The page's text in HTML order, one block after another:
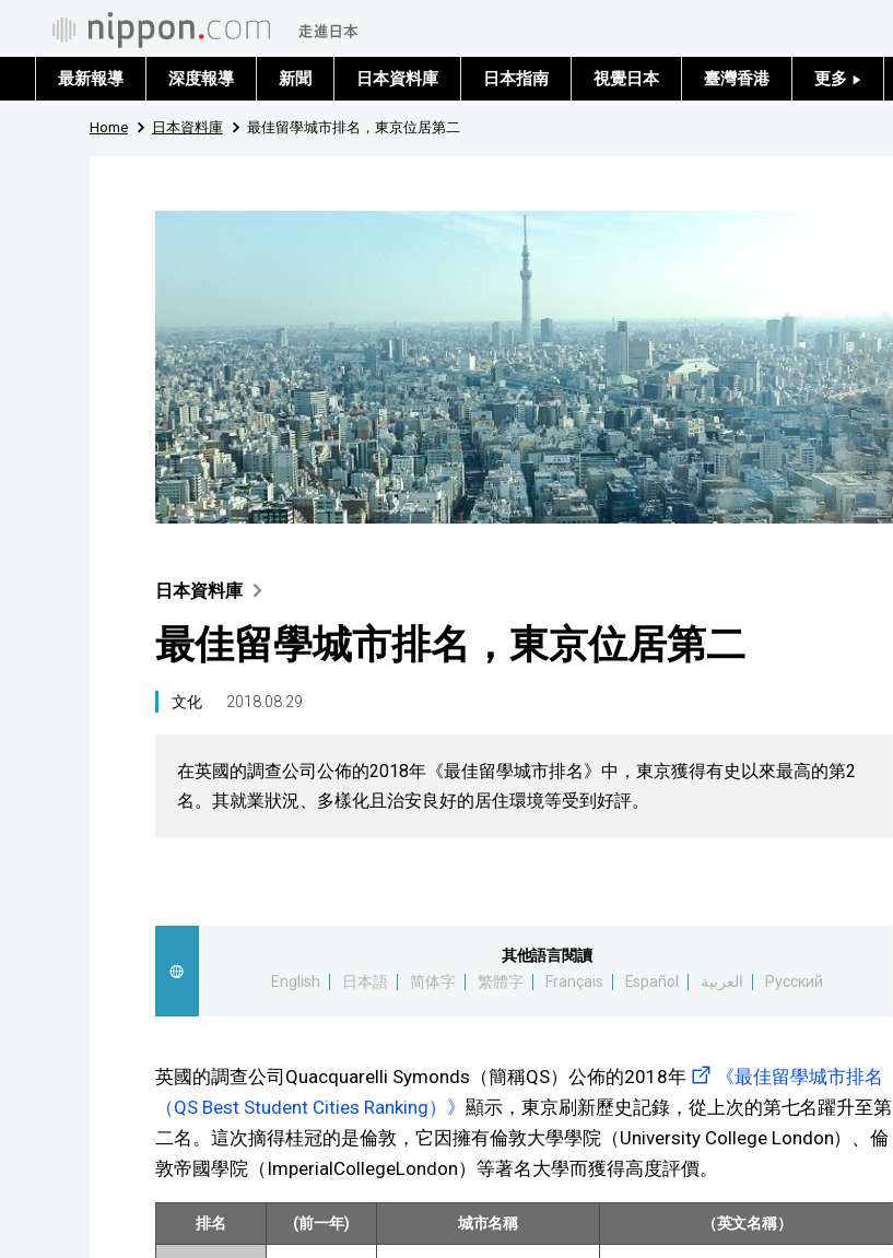
最新報導 深度報導 新聞 日本資料庫 日本指南 視覺日本 臺灣香港 更多
財經
文化
科學技術
生活
Home 日本資料庫 最佳留學城市排名，東京位居第二
日本資料庫
最佳留學城市排名，東京位居第二
文化 2018.08.29
在英國的調查公司公佈的2018年《最佳留學城市排名》中，東京獲得有史以來最高的第2
名。其就業狀況、多樣化且治安良好的居住環境等受到好評。
其他語言閱讀
English
日本語 简体字 繁體字 Français Español العربية Русский
英國的調查公司Quacquarelli Symonds（簡稱QS）公佈的2018年
《最佳留學城市排名
（QS Best Student Cities Ranking）》 顯示，東京刷新歷史記錄，從上次的第七名躍升至第
二名。這次摘得桂冠的是倫敦，它因擁有倫敦大學學院（University College London）、倫
敦帝國學院（ImperialCollegeLondon）等著名大學而獲得高度評價。
排名 (前一年) 城市名稱 （英文名稱）